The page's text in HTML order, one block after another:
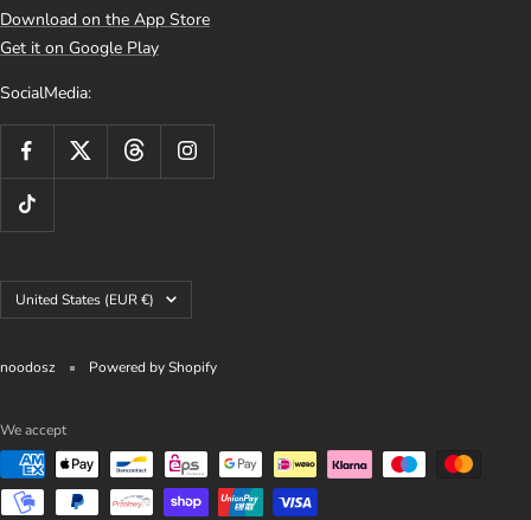
Download on the App Store
Get it on Google Play
SocialMedia:
Country/region
United States (EUR €)
noodosz Powered by Shopify
We accept